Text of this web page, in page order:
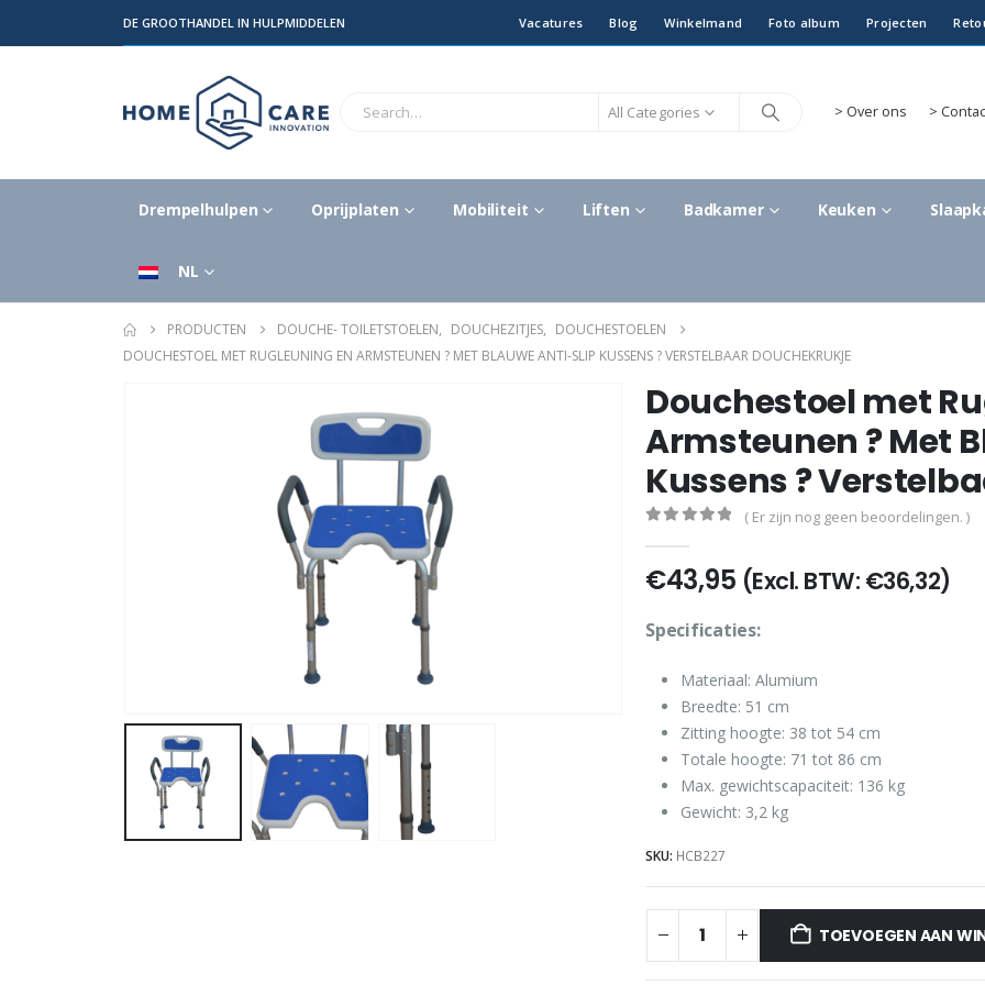
DE GROOTHANDEL IN HULPMIDDELEN Vacatures Blog Winkelmand Foto album Projecten
All Categories > Over ons >
Drempelhulpen Oprijplaten Mobiliteit Liften Badkamer Keuken
NL
PRODUCTEN DOUCHE- TOILETSTOELEN, DOUCHEZITJES, DOUCHESTOELEN
DOUCHESTOEL MET RUGLEUNING EN ARMSTEUNEN ? MET BLAUWE ANTI-SLIP KUSSENS ? VERSTELBAAR DOUCHEKRUKJE
Douchestoel met
Armsteunen ? Met
Kussens ?
( Er zijn nog geen beoordelingen. )
€43,95 (Excl. BTW: €36,32)
Specificaties:
Materiaal: Alumium
Breedte: 51 cm
Zitting hoogte: 38 tot 54 cm
Totale hoogte: 71 tot 86 cm
Max. gewichtscapaciteit: 136 kg
Gewicht: 3,2 kg
SKU: HCB227
TOEVOEGEN AAN